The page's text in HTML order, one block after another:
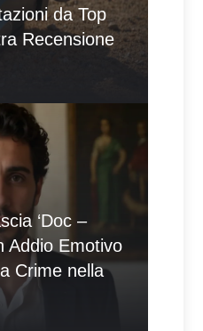
da Top
Recensione
‘Doc –
Addio Emotivo
Crime nella